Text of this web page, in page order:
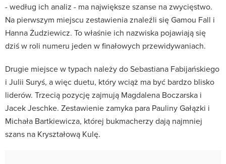
- według ich analiz - ma największe szanse na zwycięstwo.
Na pierwszym miejscu zestawienia znaleźli się Gamou Fall i
Hanna Żudziewicz. To właśnie ich nazwiska pojawiają się
dziś w roli numeru jeden w finałowych przewidywaniach.
Drugie miejsce w typach należy do Sebastiana Fabijańskiego
i Julii Suryś, a więc duetu, który wciąż ma być bardzo blisko
liderów. Trzecią pozycję zajmują Magdalena Boczarska i
Jacek Jeschke. Zestawienie zamyka para Pauliny Gałązki i
Michała Bartkiewicza, której bukmacherzy dają najmniej
szans na Kryształową Kulę.